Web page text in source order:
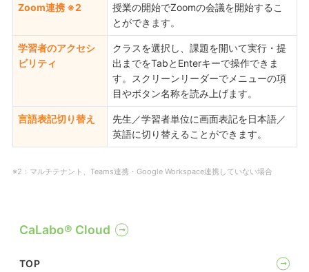
Zoom連携 ※2
授業の開始でZoomの会議を開始するこ
とができます。
学習者のアクセシ
ビリティ
クラスを選択し、課題を開いて実行・提
出までをTabとEnterキーで操作できま
す。スクリーンリーダーでメニューの項
目やボタン名称を読み上げます。
言語表記切り替え
先生／学習者単位に画面表記を日本語／
英語に切り替えることができます。
※2：マルチテナント、Teams連携・Google Workspace連携していない場合
CaLabo®︎ Cloud
TOP